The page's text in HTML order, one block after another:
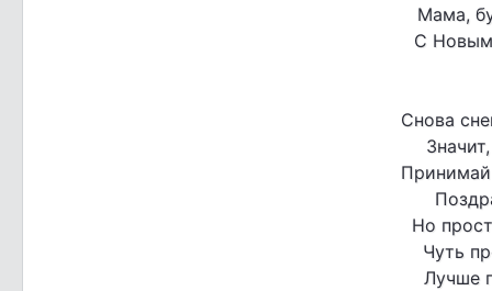
Мама,
С Новым
Снова
Но
Чуть
Лучше